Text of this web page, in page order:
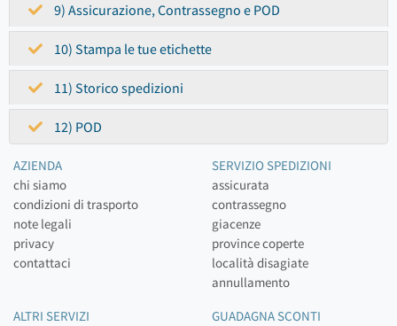
9) Assicurazione, Contrassegno e POD
10) Stampa le tue etichette
11) Storico spedizioni
12) POD
AZIENDA
chi siamo
condizioni di trasporto
note legali
privacy
contattaci
SERVIZIO SPEDIZIONI
assicurata
contrassegno
giacenze
province coperte
località disagiate
annullamento
ALTRI SERVIZI
GUADAGNA SCONTI